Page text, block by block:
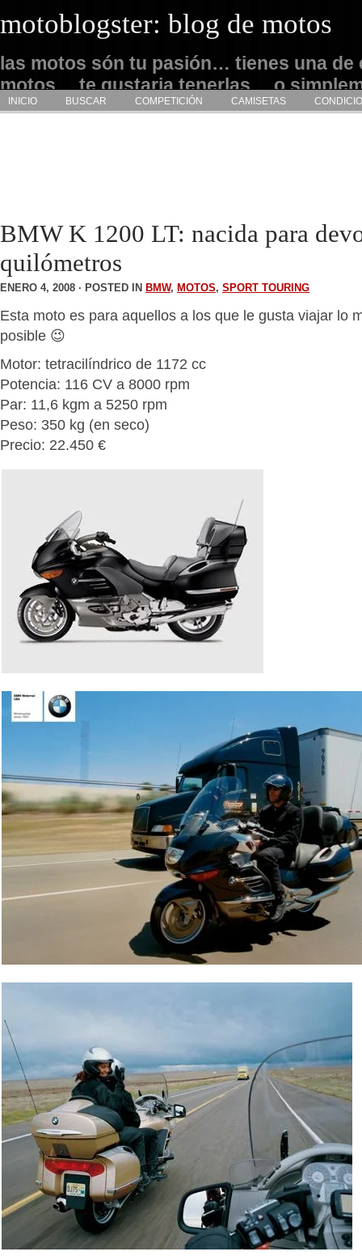
motoblogster: blog de motos
las motos són tu pasión… tienes una de
motos… te gustaria tenerlas… o
admirarlas… este es tu sitio
INICIO BUSCAR COMPETICIÓN CAMISETAS
BMW K 1200 LT: nacida para
quilómetros
ENERO 4, 2008 · POSTED IN BMW, MOTOS, SPORT TOURING
Esta moto es para aquellos a los que le gusta viajar lo
posible 😉
Motor: tetracilíndrico de 1172 cc
Potencia: 116 CV a 8000 rpm
Par: 11,6 kgm a 5250 rpm
Peso: 350 kg (en seco)
Precio: 22.450 €